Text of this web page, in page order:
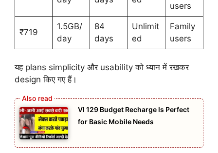
users
₹719
1.5GB/
day
84
days
Unlimit
ed
Family
users
यह plans simplicity और usability को ध्यान में रखकर
design किए गए हैं।
VI 129 Budget Recharge Is Perfect
for Basic Mobile Needs